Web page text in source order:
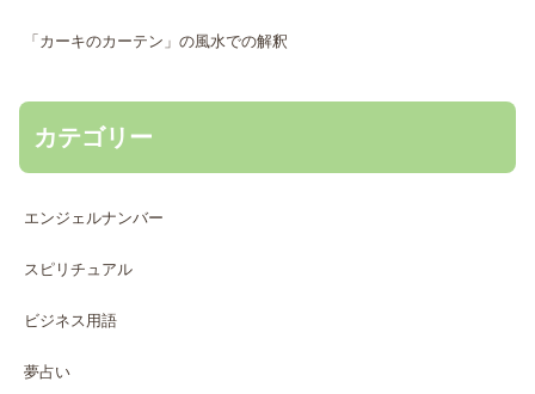
「カーキのカーテン」の風水での解釈
カテゴリー
エンジェルナンバー
スピリチュアル
ビジネス用語
夢占い